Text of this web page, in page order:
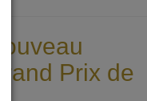
Prix de